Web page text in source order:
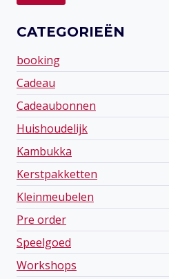
CATEGORIEËN
booking
Cadeau
Cadeaubonnen
Huishoudelijk
Kambukka
Kerstpakketten
Kleinmeubelen
Pre order
Speelgoed
Workshops